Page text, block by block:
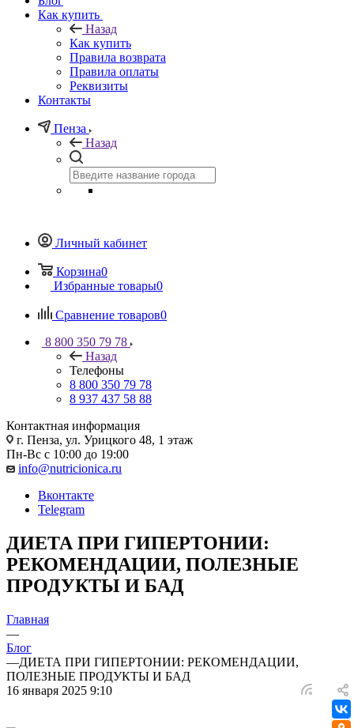
Как купить
Назад
Как купить
Правила возврата
Правила оплаты
Реквизиты
Контакты
Пенза
Назад
Личный кабинет
Корзина0
Избранные товары0
Сравнение товаров0
8 800 350 79 78
Назад
Телефоны
8 800 350 79 78
8 937 437 58 88
Контактная информация
г. Пенза, ул. Урицкого 48, 1 этаж
Пн-Вс с 10:00 до 19:00
info@nutricionica.ru
Вконтакте
Telegram
ДИЕТА ПРИ ГИПЕРТОНИИ:
РЕКОМЕНДАЦИИ, ПОЛЕЗНЫЕ
ПРОДУКТЫ И БАД
Главная
—
Блог
—ДИЕТА ПРИ ГИПЕРТОНИИ: РЕКОМЕНДАЦИИ,
ПОЛЕЗНЫЕ ПРОДУКТЫ И БАД
16 января 2025 9:10